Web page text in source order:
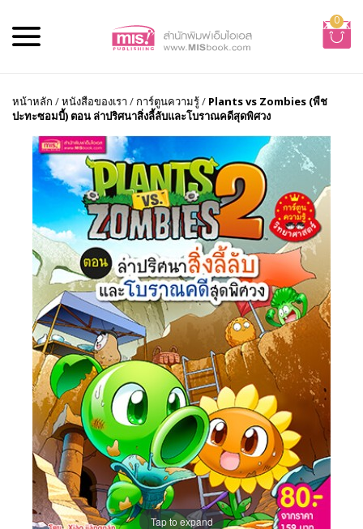
0
หน้าหลัก /หนังสือของเรา / การ์ตูนความรู้/ Plants vs Zombies (พืช
ปะทะซอมบี้) ตอน ล่าปริศนาสิ่งลี้ลับและโบราณคดีสุดพิศวง
Tap to expand